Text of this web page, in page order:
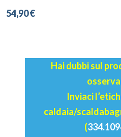
54,90 €
Hai dubbi sul
Inviaci
caldaia/
(